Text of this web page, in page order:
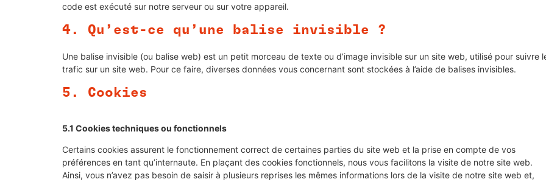
code est exécuté sur notre serveur ou sur votre appareil.
4. Qu’est-ce qu’une balise invisible ?
Une balise invisible (ou balise web) est un petit morceau de texte ou d’image invisible sur un site web, utilisé pour suivre
trafic sur un site web. Pour ce faire, diverses données vous concernant sont stockées à l’aide de balises invisibles.
5. Cookies
5.1 Cookies techniques ou fonctionnels
Certains cookies assurent le fonctionnement correct de certaines parties du site web et la prise en compte de vos
préférences en tant qu’internaute. En plaçant des cookies fonctionnels, nous vous facilitons la visite de notre site web.
Ainsi, vous n’avez pas besoin de saisir à plusieurs reprises les mêmes informations lors de la visite de notre site web et,